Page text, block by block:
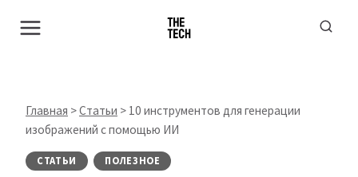
Главная >Статьи > 10 инструментов для генерации
изображений с помощью ИИ
СТАТЬИ ПОЛЕЗНОЕ